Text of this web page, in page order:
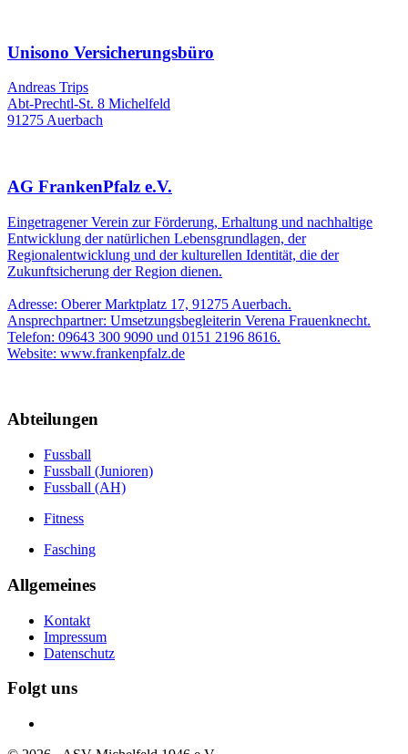
Unisono Versicherungsbüro
Andreas Trips
Abt-Prechtl-St. 8 Michelfeld
91275 Auerbach
AG FrankenPfalz e.V.
Eingetragener Verein zur Förderung, Erhaltung und nachhaltige
Entwicklung der natürlichen Lebensgrundlagen, der
Regionalentwicklung und der kulturellen Identität, die der
Zukunftsicherung der Region dienen.
Adresse: Oberer Marktplatz 17, 91275 Auerbach.
Ansprechpartner: Umsetzungsbegleiterin Verena Frauenknecht.
Telefon: 09643 300 9090 und 0151 2196 8616.
Website: www.frankenpfalz.de
Abteilungen
Fussball
Fussball (Junioren)
Fussball (AH)
Fitness
Fasching
Allgemeines
Kontakt
Impressum
Datenschutz
Folgt uns